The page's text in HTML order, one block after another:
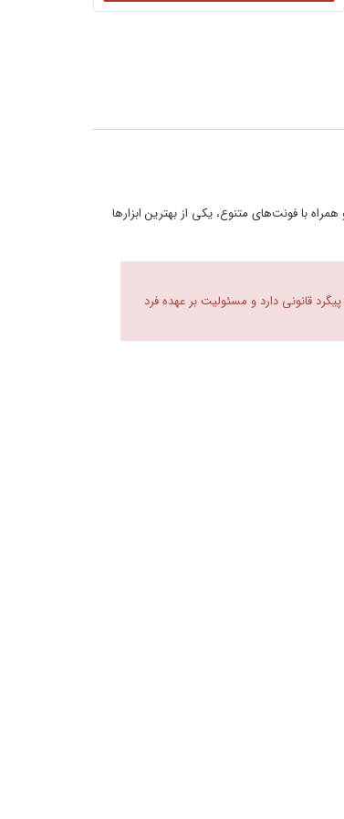
با فونت‌های متنوع، یکی از بهترین ابزارها
قانونی دارد و مسئولیت بر عهده فرد